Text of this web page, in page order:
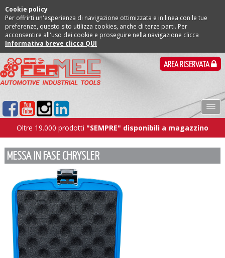
Cookie policy
Per offrirti un'esperienza di navigazione ottimizzata e in linea con le tue
preferenze, questo sito utilizza cookies, anche di terze parti. Per
acconsentire all'uso dei cookie e proseguire nella navigazione clicca
Informativa breve clicca QUI
AREA RISERVATA
Oltre 19.000 prodotti "SEMPRE" disponibili a magazzino
MESSA IN FASE CHRYSLER